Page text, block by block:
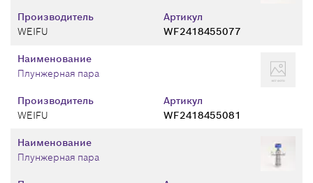
Производитель
WEIFU
Артикул
WF2418455077
Производитель
WEIFU
Артикул
WF2418455081
Наименование
Плунжерная пара
Наименование
Плунжерная пара